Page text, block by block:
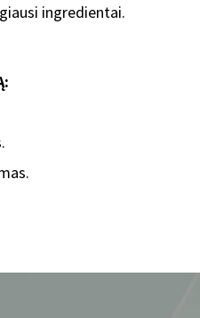
ingredientai.